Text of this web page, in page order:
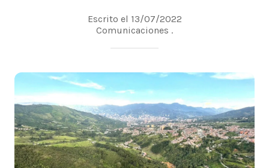
Escrito el 13/07/2022
Comunicaciones .